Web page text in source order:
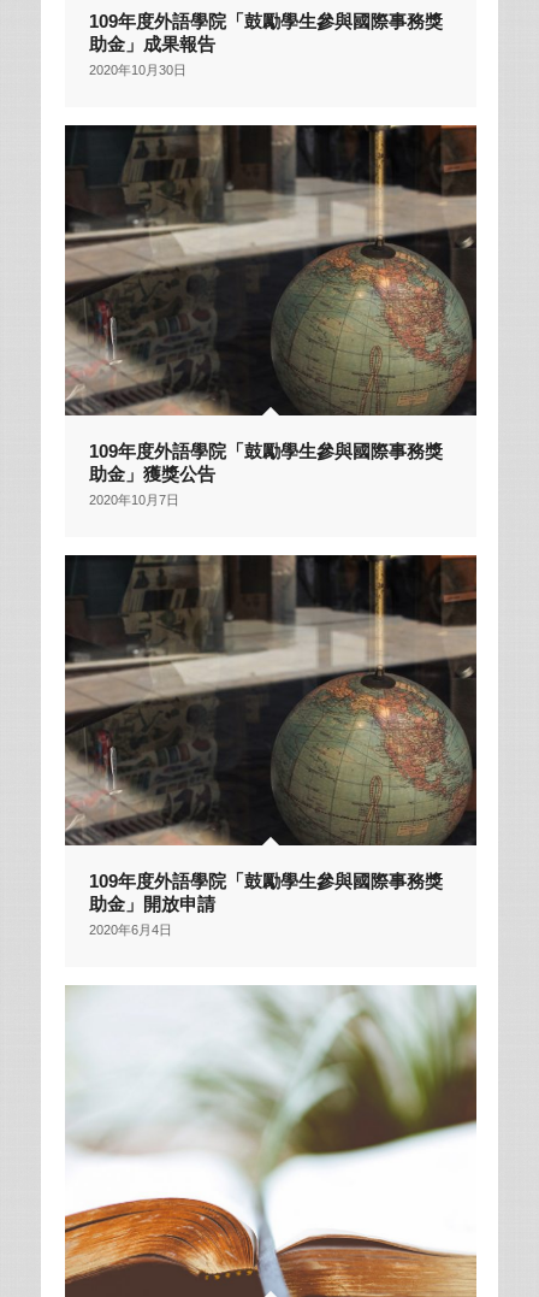
109年度外語學院「鼓勵學生參與國際事務獎
助金」成果報告
2020年10月30日
109年度外語學院「鼓勵學生參與國際事務獎
助金」獲獎公告
2020年10月7日
109年度外語學院「鼓勵學生參與國際事務獎
助金」開放申請
2020年6月4日